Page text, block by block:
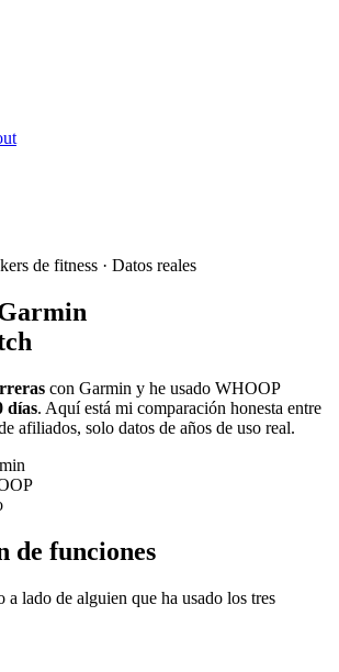
de fitness · Datos reales
con Garmin y he usado WHOOP
días. Aquí está mi comparación honesta entre
afiliados, solo datos de años de uso real.
de funciones
a lado de alguien que ha usado los tres